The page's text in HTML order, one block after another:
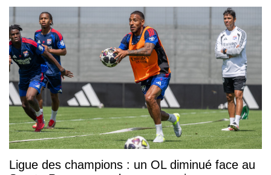
Ligue des champions : un OL diminué face au